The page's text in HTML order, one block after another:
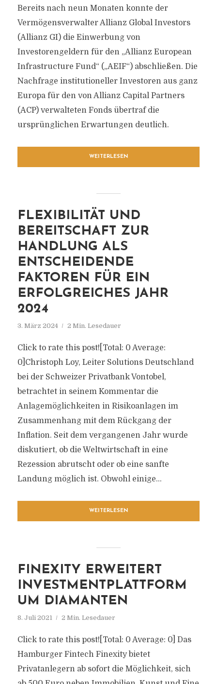
Bereits nach neun Monaten konnte der
Vermögensverwalter Allianz Global Investors
(Allianz GI) die Einwerbung von
Investorengeldern für den „Allianz European
Infrastructure Fund“ („AEIF“) abschließen. Die
Nachfrage institutioneller Investoren aus ganz
Europa für den von Allianz Capital Partners
(ACP) verwalteten Fonds übertraf die
ursprünglichen Erwartungen deutlich.
WEITERLESEN
FLEXIBILITÄT UND
BEREITSCHAFT ZUR
HANDLUNG ALS
ENTSCHEIDENDE
FAKTOREN FÜR EIN
ERFOLGREICHES JAHR
2024
3. März 2024 2 Min. Lesedauer
Click to rate this post![Total: 0 Average:
0]Christoph Loy, Leiter Solutions Deutschland
bei der Schweizer Privatbank Vontobel,
betrachtet in seinem Kommentar die
Anlagemöglichkeiten in Risikoanlagen im
Zusammenhang mit dem Rückgang der
Inflation. Seit dem vergangenen Jahr wurde
diskutiert, ob die Weltwirtschaft in eine
Rezession abrutscht oder ob eine sanfte
Landung möglich ist. Obwohl einige...
WEITERLESEN
FINEXITY ERWEITERT
INVESTMENTPLATTFORM
UM DIAMANTEN
8. Juli 2021 2 Min. Lesedauer
Click to rate this post![Total: 0 Average: 0] Das
Hamburger Fintech Finexity bietet
Privatanlegern ab sofort die Möglichkeit, sich